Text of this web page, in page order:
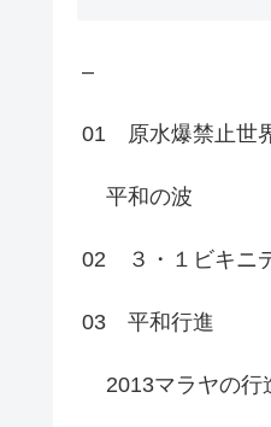
–
01 原水爆禁止世
平和の波
02 ３・１ビキニ
03 平和行進
2013マラヤの行